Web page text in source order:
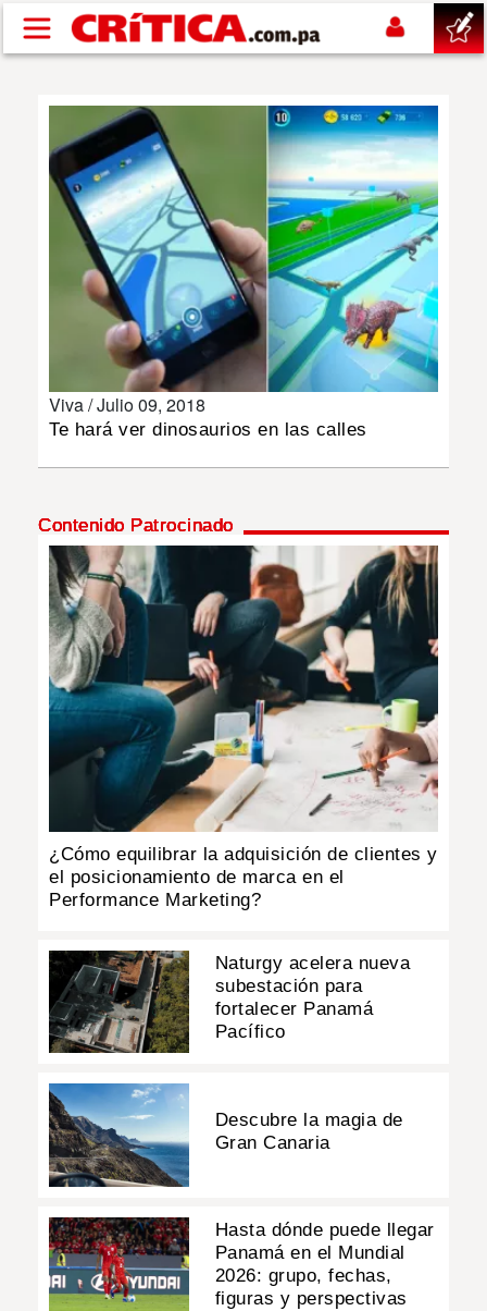
Pasar al contenido principal
SUCESOS
NACIONAL
POLÍTICA
DEPORTES
MUNDO
INSÓLITAS
MULTIMEDIA
IMPRESO
Viva /Julio 09, 2018
Te hará ver dinosaurios en las calles
Contenido Patrocinado
¿Cómo equilibrar la adquisición de clientes y
el posicionamiento de marca en el
Performance Marketing?
Naturgy acelera nueva
subestación para
fortalecer Panamá
Pacífico
Descubre la magia de
Gran Canaria
Hasta dónde puede llegar
Panamá en el Mundial
2026: grupo, fechas,
figuras y perspectivas